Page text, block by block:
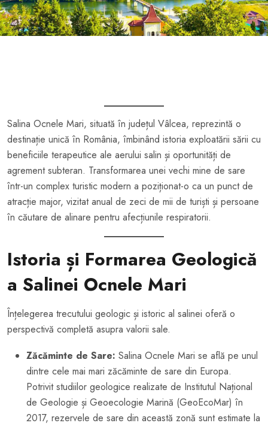
Salina Ocnele Mari, situată în județul Vâlcea, reprezintă o
destinație unică în România, îmbinând istoria exploatării sării cu
beneficiile terapeutice ale aerului salin și oportunități de
agrement subteran. Transformarea unei vechi mine de sare
într-un complex turistic modern a poziționat-o ca un punct de
atracție major, vizitat anual de zeci de mii de turiști și persoane
în căutare de alinare pentru afecțiunile respiratorii.
Istoria și Formarea Geologică
a Salinei Ocnele Mari
Înțelegerea trecutului geologic și istoric al salinei oferă o
perspectivă completă asupra valorii sale.
Zăcăminte de Sare: Salina Ocnele Mari se află pe unul
dintre cele mai mari zăcăminte de sare din Europa.
Potrivit studiilor geologice realizate de Institutul Național
de Geologie și Geoecologie Marină (GeoEcoMar) în
2017, rezervele de sare din această zonă sunt estimate la